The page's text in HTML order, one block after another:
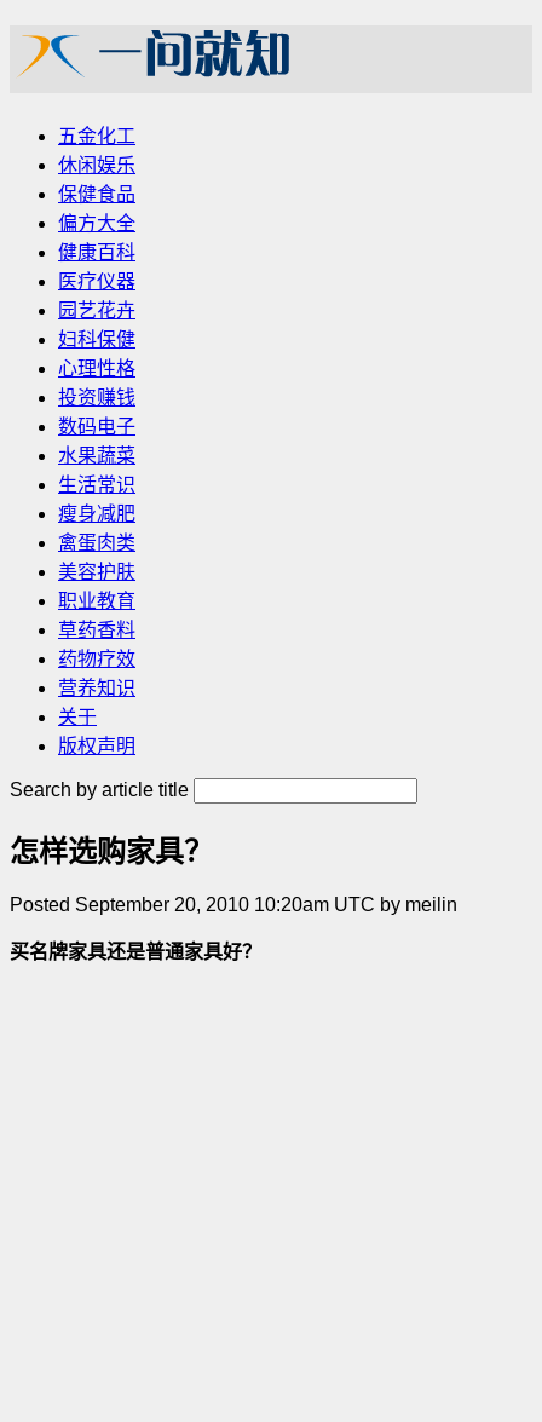
五金化工
休闲娱乐
保健食品
偏方大全
健康百科
医疗仪器
园艺花卉
妇科保健
心理性格
投资赚钱
数码电子
水果蔬菜
生活常识
瘦身减肥
禽蛋肉类
美容护肤
职业教育
草药香料
药物疗效
营养知识
关于
版权声明
Search by article title
怎样选购家具？
Posted September 20, 2010 10:20am UTC by meilin
买名牌家具还是普通家具好？